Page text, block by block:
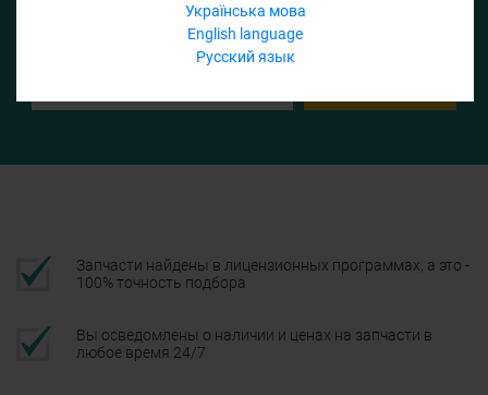
Українська мова
English language
Русский язык
Запчасти найдены в лицензионных программах, а это -
100% точность подбора
Вы осведомлены о наличии и ценах на запчасти в
любое время 24/7